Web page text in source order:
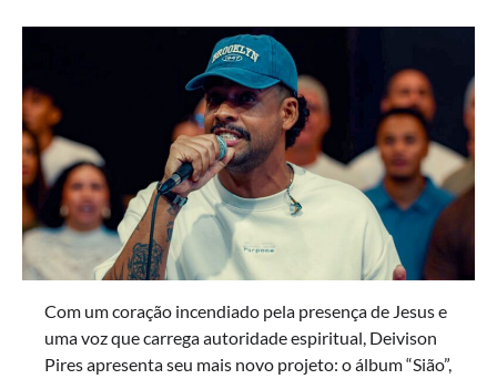
Com um coração incendiado pela presença de Jesus e
uma voz que carrega autoridade espiritual, Deivison
Pires apresenta seu mais novo projeto: o álbum “Sião”,